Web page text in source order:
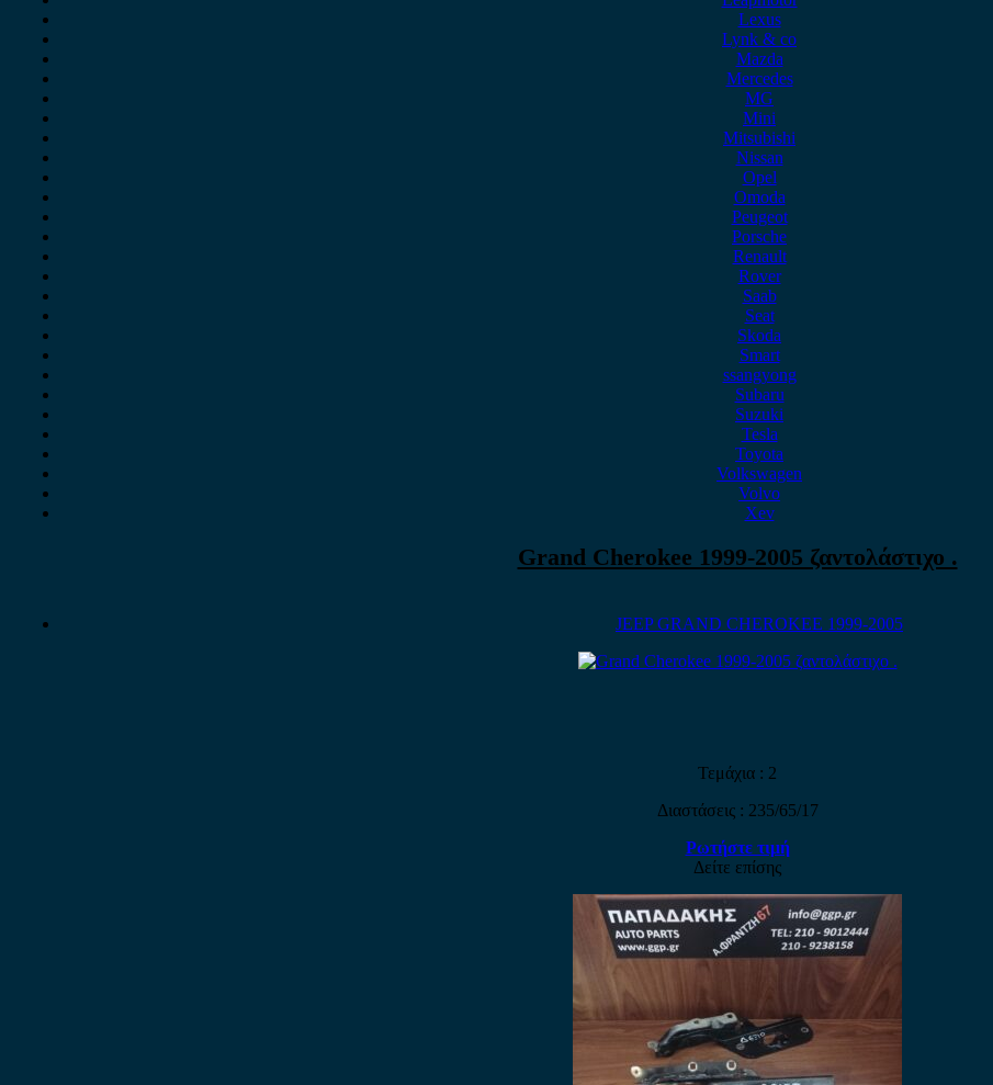
Lexus
Lynk & co
Mazda
Mercedes
MG
Mini
Mitsubishi
Nissan
Opel
Omoda
Peugeot
Porsche
Renault
Rover
Saab
Seat
Skoda
Smart
ssangyong
Subaru
Suzuki
Tesla
Toyota
Volkswagen
Volvo
Xev
Grand Cherokee 1999-2005 ζαντολάστιχο .
JEEP GRAND CHEROKEE 1999-2005
Τεμάχια : 2
Διαστάσεις : 235/65/17
Ρωτήστε τιμή
Δείτε επίσης